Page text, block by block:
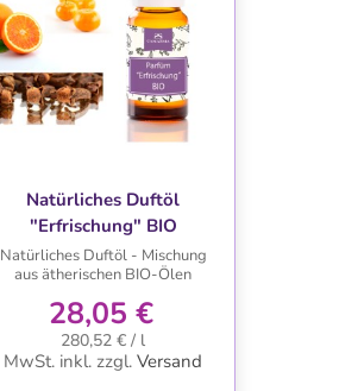
Natürliches Duftöl
"Erfrischung" BIO
Natürliches Duftöl - Mischung
aus ätherischen BIO-Ölen
28,05 €
280,52 € / l
MwSt. inkl. zzgl. Versand